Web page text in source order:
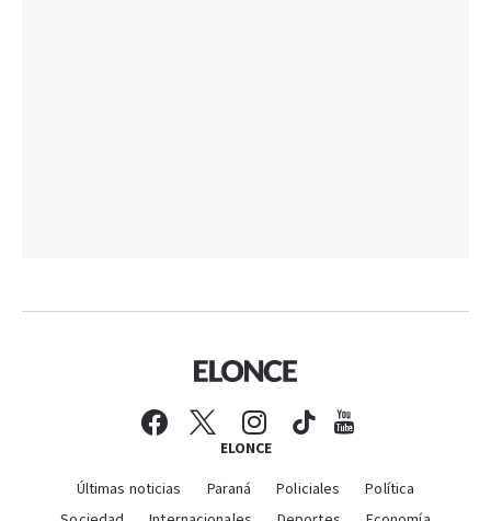
ELONCE
Últimas noticias Paraná Policiales
Política